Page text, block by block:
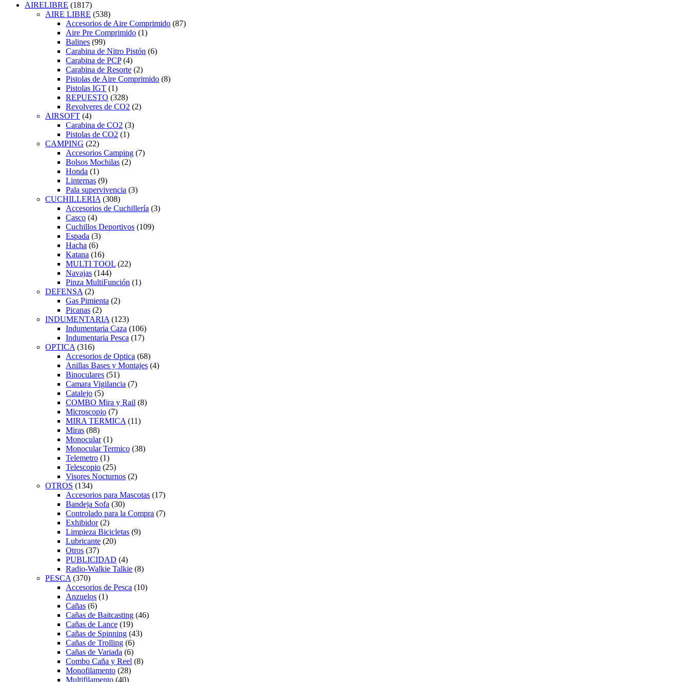
AIRELIBRE (1817)
AIRE LIBRE (538)
Accesorios de Aire Comprimido (87)
Aire Pre Comprimido (1)
Balines (99)
Carabina de Nitro Pistón (6)
Carabina de PCP (4)
Carabina de Resorte (2)
Pistolas de Aire Comprimido (8)
Pistolas IGT (1)
REPUESTO (328)
Revolveres de CO2 (2)
AIRSOFT (4)
Carabina de CO2 (3)
Pistolas de CO2 (1)
CAMPING (22)
Accesorios Camping (7)
Bolsos Mochilas (2)
Honda (1)
Linternas (9)
Pala supervivencia (3)
CUCHILLERIA (308)
Accesorios de Cuchillería (3)
Casco (4)
Cuchillos Deportivos (109)
Espada (3)
Hacha (6)
Katana (16)
MULTI TOOL (22)
Navajas (144)
Pinza MultiFunción (1)
DEFENSA (2)
Gas Pimienta (2)
Picanas (2)
INDUMENTARIA (123)
Indumentaria Caza (106)
Indumentaria Pesca (17)
OPTICA (316)
Accesorios de Optica (68)
Anillas Bases y Montajes (4)
Binoculares (51)
Camara Vigilancia (7)
Catalejo (5)
COMBO Mira y Rail (8)
Microscopio (7)
MIRA TERMICA (11)
Miras (88)
Monocular (1)
Monocular Termico (38)
Telemetro (1)
Telescopio (25)
Visores Nocturnos (2)
OTROS (134)
Accesorios para Mascotas (17)
Bandeja Sofa (30)
Controlado para la Compra (7)
Exhibidor (2)
Limpieza Bicicletas (9)
Lubricante (20)
Otros (37)
PUBLICIDAD (4)
Radio-Walkie Talkie (8)
PESCA (370)
Accesorios de Pesca (10)
Anzuelos (1)
Cañas (6)
Cañas de Baitcasting (46)
Cañas de Lance (19)
Cañas de Spinning (43)
Cañas de Trolling (6)
Cañas de Variada (6)
Combo Caña y Reel (8)
Monofilamento (28)
Multifilamento (40)